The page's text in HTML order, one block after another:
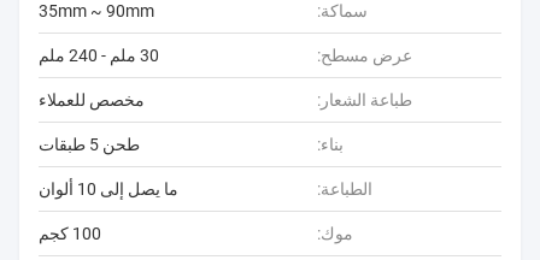
سماكة: 35mm ~ 90mm
عرض مسطح: 30 ملم - 240 ملم
طباعة الشعار: مخصص للعملاء
بناء: طحن 5 طبقات
الطباعة: ما يصل إلى 10 ألوان
موك: 100 كجم